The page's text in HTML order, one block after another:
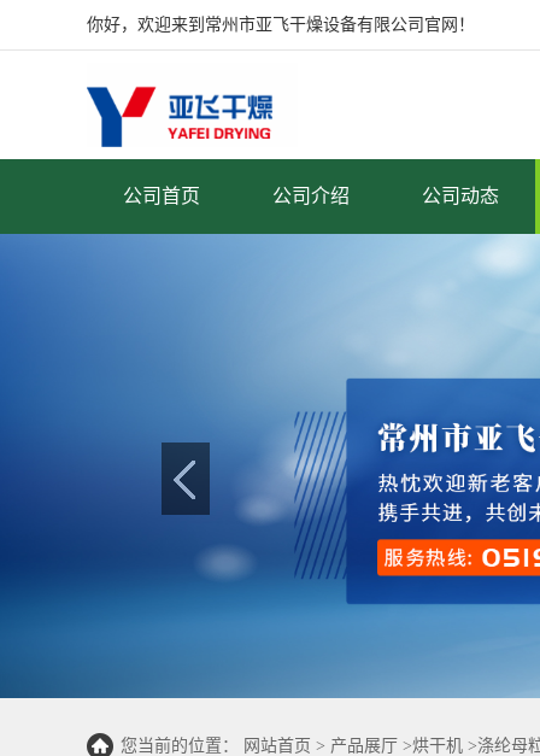
你好，欢迎来到常州市亚飞干燥设备有限公司官网！
公司首页 公司介绍 公司动态
您当前的位置： 网站首页 > 产品展厅 >烘干机 >涤纶母